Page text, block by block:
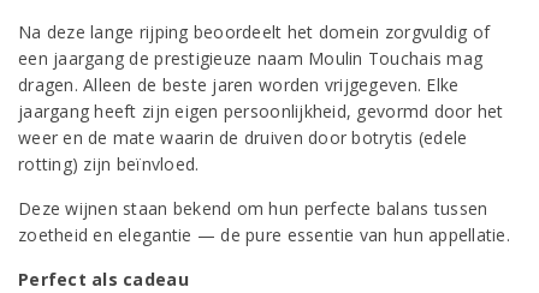
Na deze lange rijping beoordeelt het domein zorgvuldig of
een jaargang de prestigieuze naam Moulin Touchais mag
dragen. Alleen de beste jaren worden vrijgegeven. Elke
jaargang heeft zijn eigen persoonlijkheid, gevormd door het
weer en de mate waarin de druiven door botrytis (edele
rotting) zijn beïnvloed.
Deze wijnen staan bekend om hun perfecte balans tussen
zoetheid en elegantie — de pure essentie van hun appellatie.
Perfect als cadeau